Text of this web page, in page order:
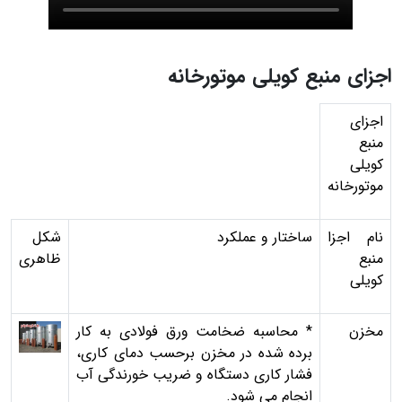
اجزای منبع کویلی موتورخانه
اجزای
منبع
کویلی
موتورخانه
نام اجزا
منبع
کویلی
ساختار و عملکرد
شکل
ظاهری
مخزن
* محاسبه ضخامت ورق فولادی به كار
برده شده در مخزن برحسب دمای كاری،
فشار كاری دستگاه و ضريب خورندگی آب
انجام می شود.